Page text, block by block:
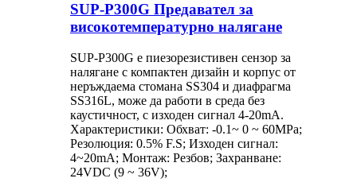
SUP-P300G Предавател за
високотемпературно налягане
SUP-P300G е пиезорезистивен сензор за
налягане с компактен дизайн и корпус от
неръждаема стомана SS304 и диафрагма
SS316L, може да работи в среда без
каустичност, с изходен сигнал 4-20mA.
Характеристики: Обхват: -0.1~ 0 ~ 60MPa;
Резолюция: 0.5% F.S; Изходен сигнал:
4~20mA; Монтаж: Резбов; Захранване:
24VDC (9 ~ 36V);